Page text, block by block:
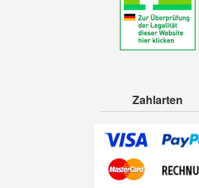
Zahlarten